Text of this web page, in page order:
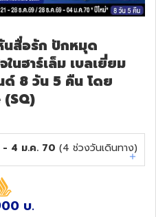
นสื่อรัก ปักหมุด
นฮาร์เล็ม เบลเยี่ยม
ด์ 8 วัน 5 คืน โดย
- 4 ม.ค. 70 (4 ช่วงวันเดินทาง)
บ.